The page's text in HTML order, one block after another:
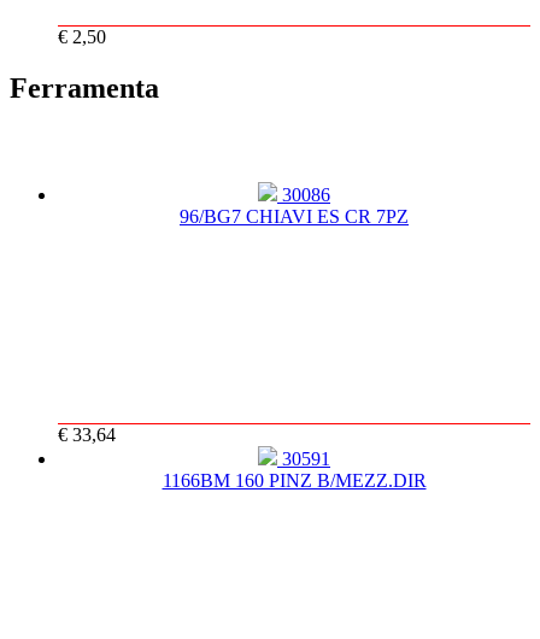
€ 2,50
Ferramenta
30086
96/BG7 CHIAVI ES CR 7PZ
€ 33,64
30591
1166BM 160 PINZ B/MEZZ.DIR